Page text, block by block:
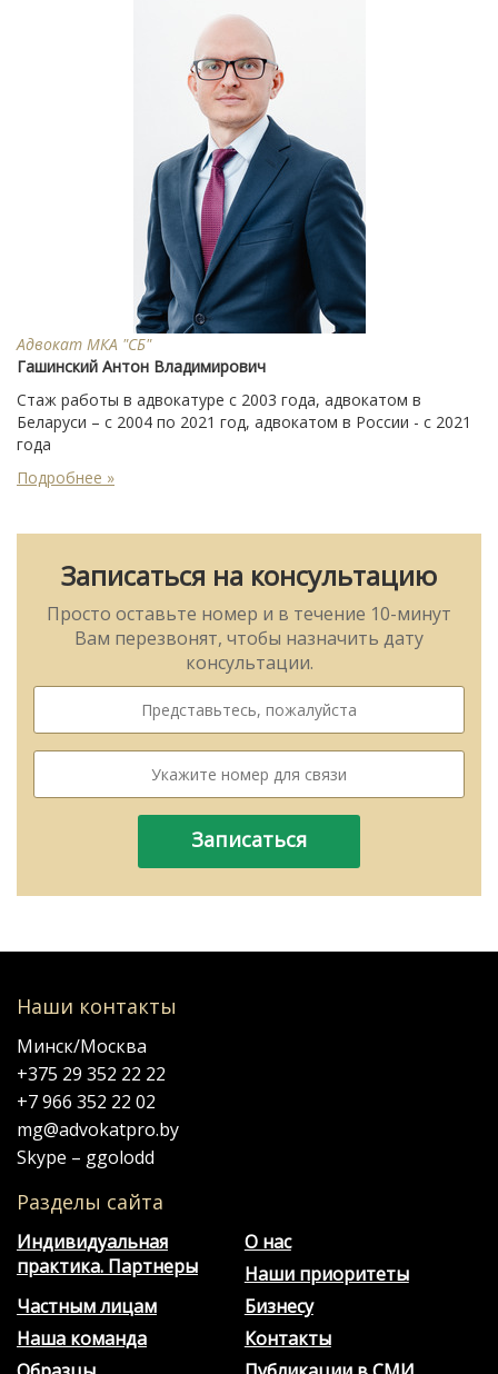
Адвокат МКА "СБ"
Гашинский Антон Владимирович
Стаж работы в адвокатуре с 2003 года, адвокатом в
Беларуси – с 2004 по 2021 год, адвокатом в России - с 2021
года
Подробнее »
Записаться на консультацию
Просто оставьте номер и в течение 10-минут
Вам перезвонят, чтобы назначить дату
консультации.
Записаться
Наши контакты
Минск/Москва
+375 29 352 22 22
+7 966 352 22 02
mg@advokatpro.by
Skype – ggolodd
Разделы сайта
Индивидуальная
практика. Партнеры
О нас
Наши приоритеты
Частным лицам
Бизнесу
Наша команда
Контакты